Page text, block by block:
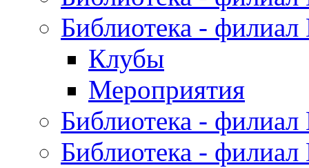
Библиотека -
Клубы
Мероприятия
Библиотека -
Библиотека -